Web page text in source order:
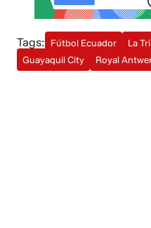
Tags: Fútbol Ecuador La Tri
Guayaquil City
Royal